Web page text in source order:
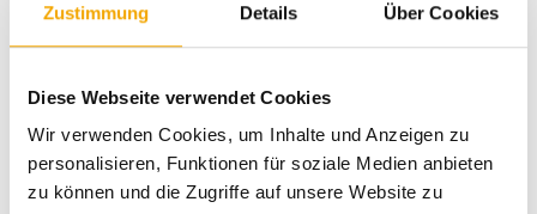
Zustimmung Details Über Cookies
Diese Webseite verwendet Cookies
Wir verwenden Cookies, um Inhalte und Anzeigen zu
personalisieren, Funktionen für soziale Medien anbieten
zu können und die Zugriffe auf unsere Website zu